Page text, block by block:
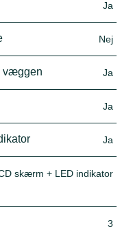
Ja
Nej
væggen Ja
Ja
Ja
skærm + LED indikator
3